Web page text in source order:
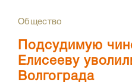
Общество
Подсудимую
Елисееву
Волгограда